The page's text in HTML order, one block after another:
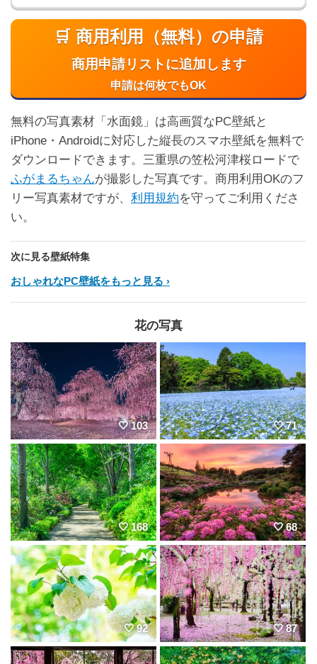
🛒 商用利用（無料）の申請
商用申請リストに追加します
申請は何枚でもOK
無料の写真素材「水面鏡」は高画質なPC壁紙と
iPhone・Androidに対応した縦長のスマホ壁紙を無料で
ダウンロードできます。三重県の笠松河津桜ロードで
ふがまるちゃんが撮影した写真です。商用利用OKのフ
リー写真素材ですが、 利用規約を守ってご利用くださ
い。
次に見る壁紙特集
おしゃれなPC壁紙をもっと見る
花の写真
103 71
168 68
92 87